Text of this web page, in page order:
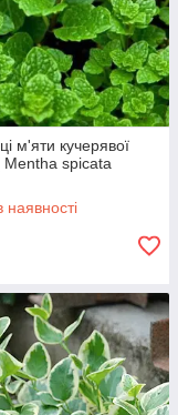
м'яти кучерявої
Mentha spicata